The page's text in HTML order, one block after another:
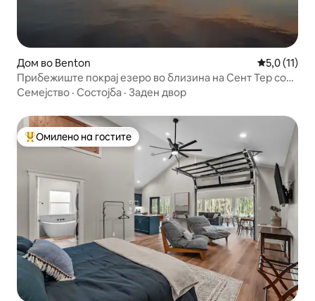
Дом во Benton Просечна
5,0 (11)
Прибежиште покрај езеро во близина на Сент Тер со
пристаниште и место за закотвување
Семејство · Состојба · Заден двор
Меѓу најуспешните „Омилени на гостите“
Омилено на гостите